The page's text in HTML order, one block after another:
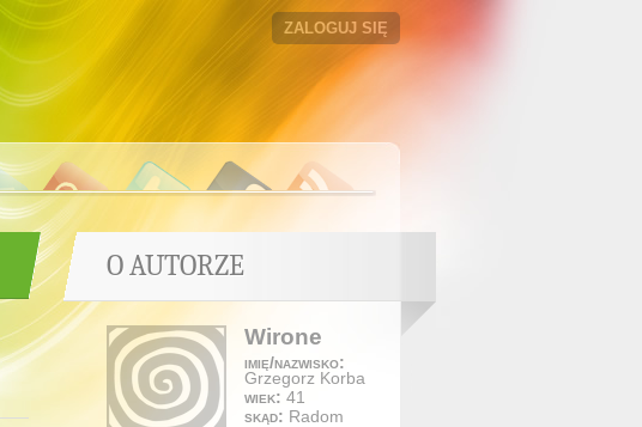
ZALOGUJ SIĘ
O AUTORZE
Wirone
imię/nazwisko:
Grzegorz Korba
wiek: 41
skąd: Radom